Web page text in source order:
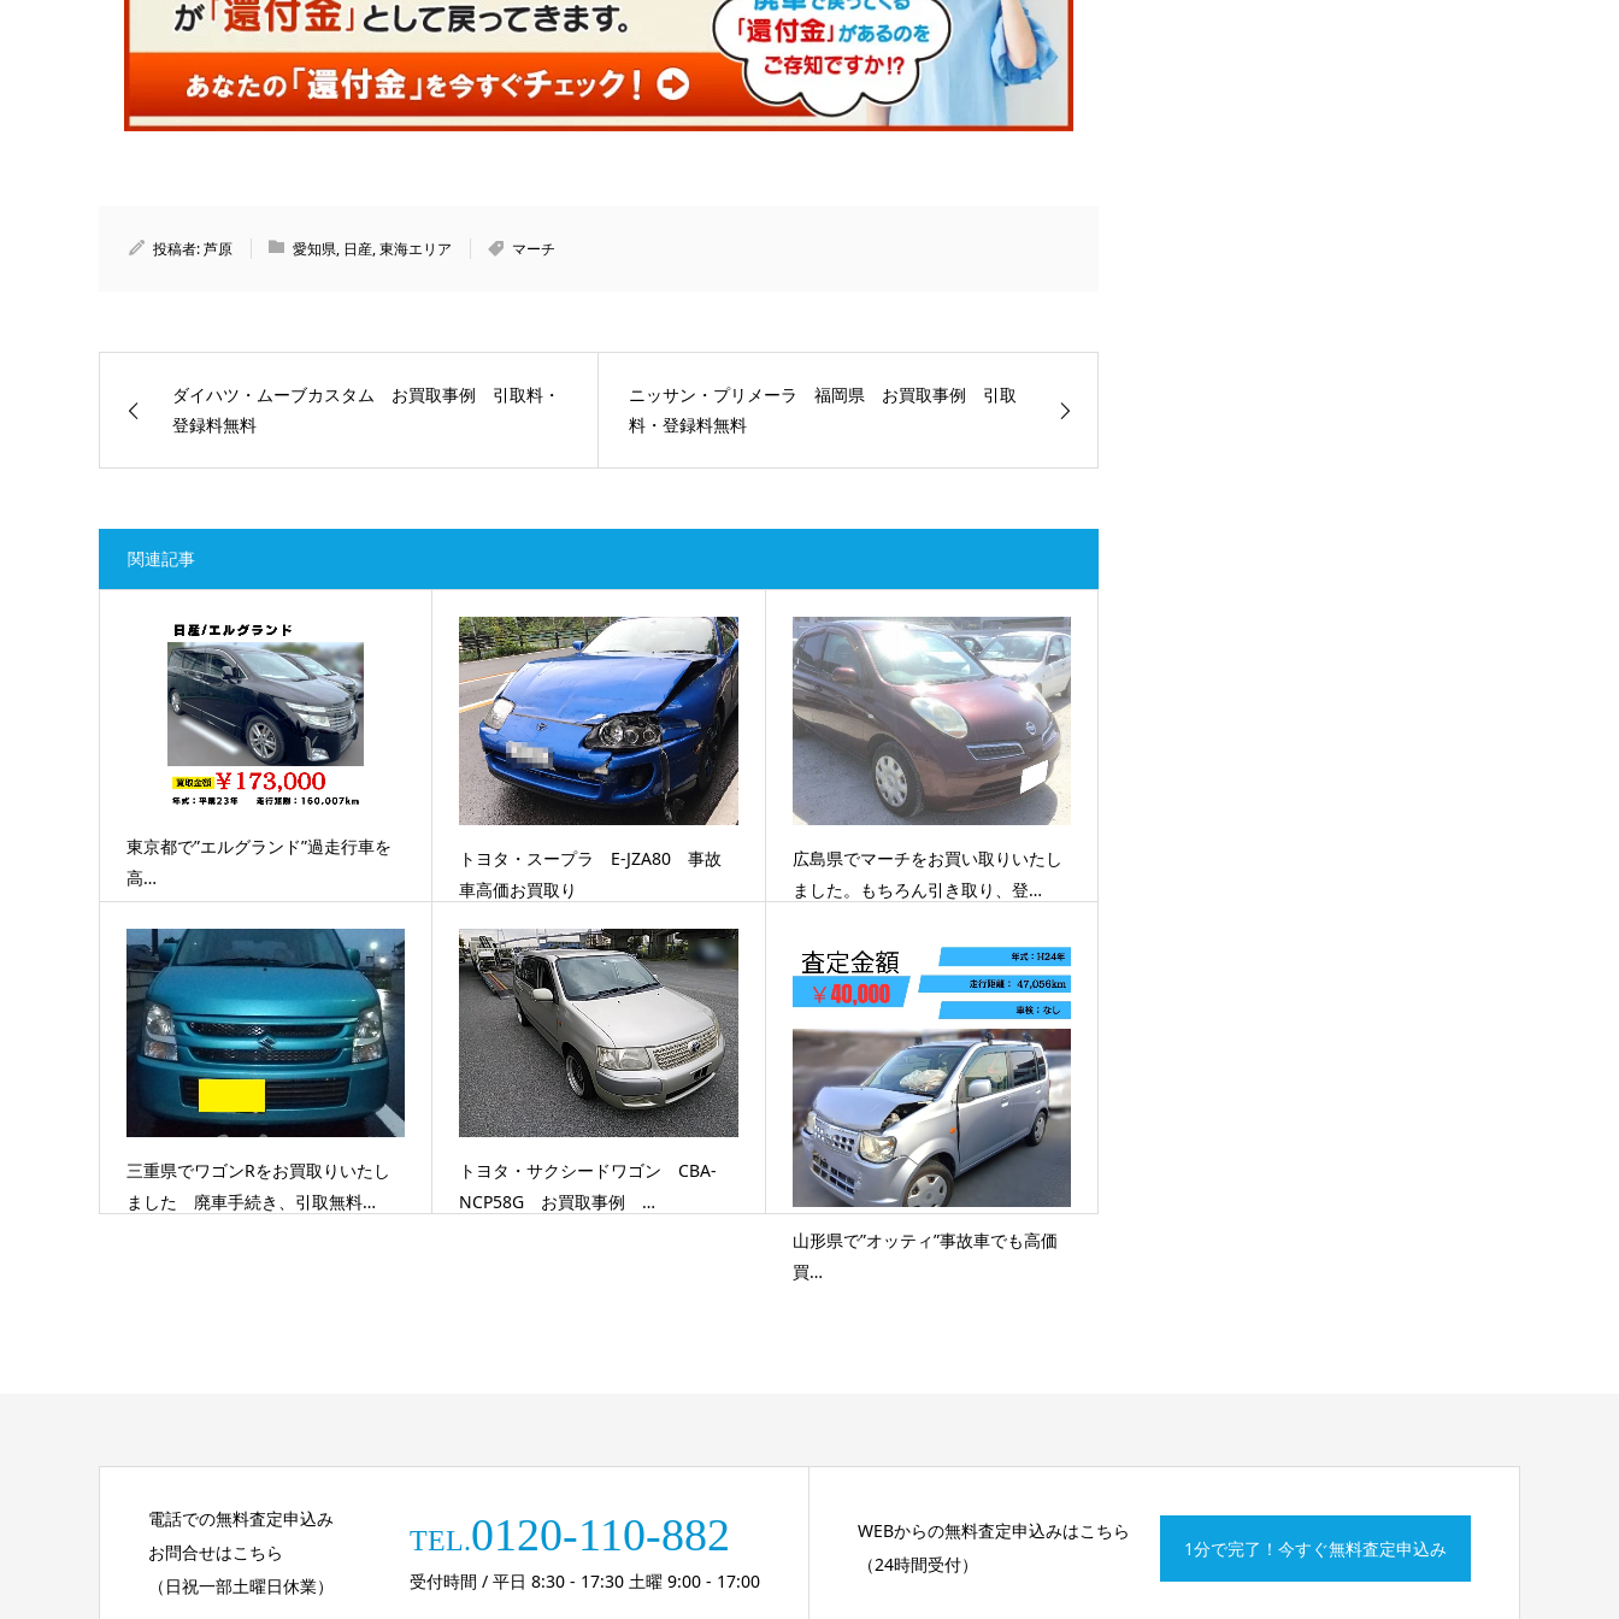
投稿者:芦原 愛知県, 日産,東海エリア マーチ
ダイハツ・ムーブカスタム お買取事例 引取料・
登録料無料
ニッサン・プリメーラ 福岡県 お買取事例 引取
料・登録料無料
関連記事
東京都で”エルグランド”過走行車を
高…
トヨタ・スープラ E-JZA80 事故
車高価お買取り
広島県でマーチをお買い取りいたし
ました。もちろん引き取り、登…
三重県でワゴンRをお買取りいたし
ました 廃車手続き、引取無料…
トヨタ・サクシードワゴン CBA-
NCP58G お買取事例 …
山形県で”オッティ”事故車でも高価
買…
電話での無料査定申込み
お問合せはこちら
（日祝一部土曜日休業）
TEL.0120-110-882
受付時間 / 平日 8:30 - 17:30 土曜 9:00 - 17:00
WEBからの無料査定申込みはこちら
（24時間受付）
1分で完了！今すぐ無料査定申込み